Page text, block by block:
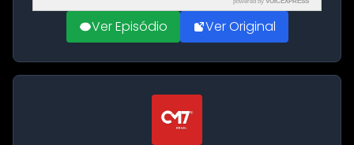
Ver Episódio Ver Original